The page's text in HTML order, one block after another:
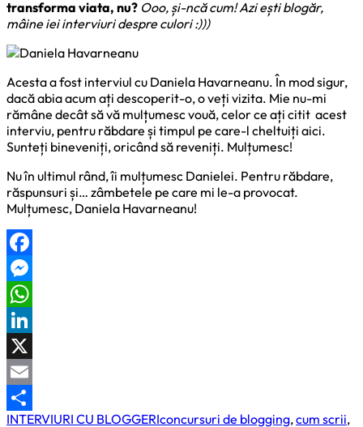
transforma viata, nu? Ooo, și-ncă cum! Azi ești blogăr,
mâine iei interviuri despre culori :)))
Acesta a fost interviul cu Daniela Havarneanu. În mod sigur,
dacă abia acum ați descoperit-o, o veți vizita. Mie nu-mi
rămâne decât să vă mulțumesc vouă, celor ce ați citit acest
interviu, pentru răbdare și timpul pe care-l cheltuiți aici.
Sunteți bineveniți, oricând să reveniți. Mulțumesc!
Nu în ultimul rând, îi mulțumesc Danielei. Pentru răbdare,
răspunsuri și… zâmbetele pe care mi le-a provocat.
Mulțumesc, Daniela Havarneanu!
Facebook
Messenger
WhatsApp
LinkedIn
X
Email
Partajează
INTERVIURI CU BLOGGERIconcursuri de blogging,cum scrii,